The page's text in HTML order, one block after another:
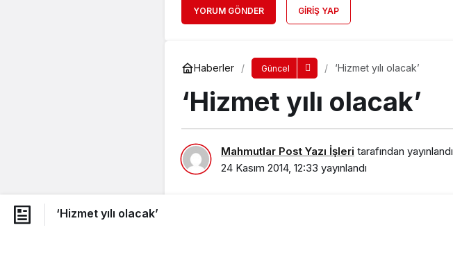
YORUM GÖNDER GIRIŞ YAP
Haberler Güncel ‘Hizmet yılı olacak’
‘Hizmet yılı olacak’
Mahmutlar Post Yazı İşleri tarafından yayınlandı
24 Kasım 2014, 12:33 yayınlandı
‘Hizmet yılı olacak’